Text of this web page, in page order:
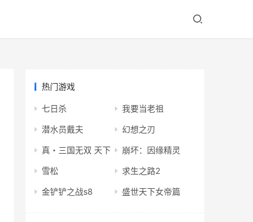
热门游戏
七日杀 我要当老祖
潜水员戴夫 幻想之刃
真・三国无双 天下 崩坏：因缘精灵
雪松 求生之路2
金铲铲之战s8 盛世天下女帝篇